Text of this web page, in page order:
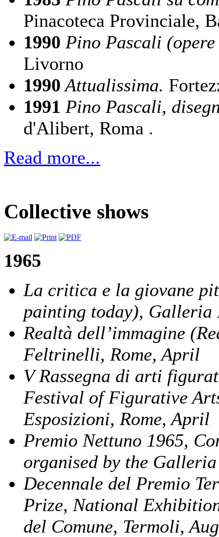
Pinacoteca Provinciale,
1990 Pino Pascali
Livorno
1990 Attualissima.
1991 Pino Pascali,
d'Alibert, Roma .
Read more...
Collective shows
1965
La critica e la giovane
painting today), Galleria
Realtà dell’immagine
Feltrinelli, Rome, April
V Rassegna di arti
Festival of Figurative
Esposizioni, Rome, April
Premio Nettuno 1965,
organised by the
Decennale del Premio
Prize, National
del Comune, Termoli,